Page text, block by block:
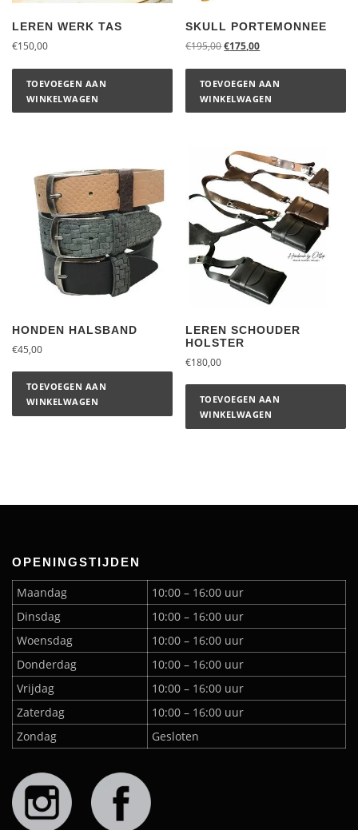
LEREN WERK TAS
€150,00
TOEVOEGEN AAN
WINKELWAGEN
SKULL PORTEMONNEE
€195,00€175,00
TOEVOEGEN AAN
WINKELWAGEN
HONDEN HALSBAND
€45,00
TOEVOEGEN AAN
WINKELWAGEN
LEREN SCHOUDER
HOLSTER
€180,00
TOEVOEGEN AAN
WINKELWAGEN
OPENINGSTIJDEN
Maandag
10:00 – 16:00 uur
Dinsdag
10:00 – 16:00 uur
Woensdag
10:00 – 16:00 uur
Donderdag
10:00 – 16:00 uur
Vrijdag
10:00 – 16:00 uur
Zaterdag
10:00 – 16:00 uur
Zondag
Gesloten